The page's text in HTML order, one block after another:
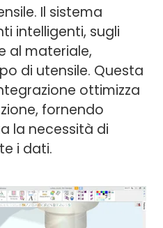
Il sistema
intelligenti, sugli
al materiale,
di utensile. Questa
ottimizza
fornendo
la necessità di
i dati.